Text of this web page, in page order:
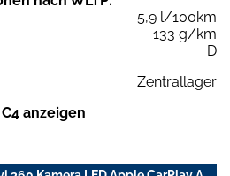
5,9 l/100km
133 g/km
D
Zentrallager
anzeigen